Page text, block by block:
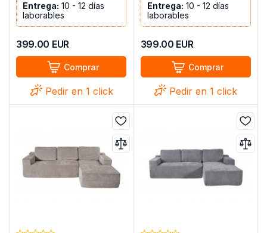
Entrega: 10 - 12 días
laborables
399.00 EUR
Comprar
Pedir en 1 click
Entrega: 10 - 12 días
laborables
399.00 EUR
Comprar
Pedir en 1 click